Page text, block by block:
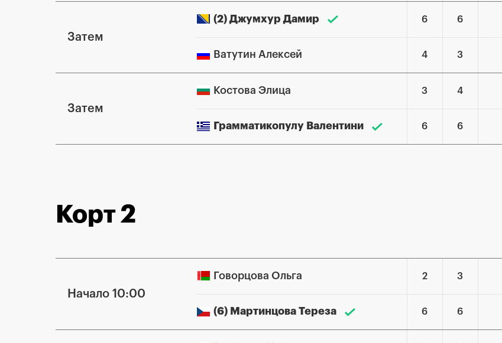
Затем
(2) Джумхур Дамир
Ватутин Алексей
6 6
4 3
Затем
Костова Элица
Грамматикопулу Валентини
3 4
6 6
Корт 2
Начало 10:00
Говорцова Ольга
(6) Мартинцова Тереза
2 3
6 6